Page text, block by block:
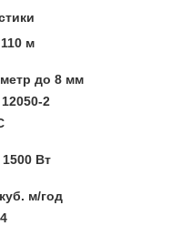
м
до 8 мм
12050-2
1500 Вт
м/год